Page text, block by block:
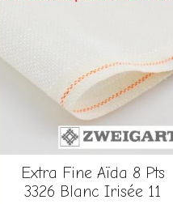
Extra Fine Aïda 8 Pts
3326 Blanc Irisée 11